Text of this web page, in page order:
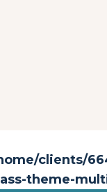
clients/
theme-